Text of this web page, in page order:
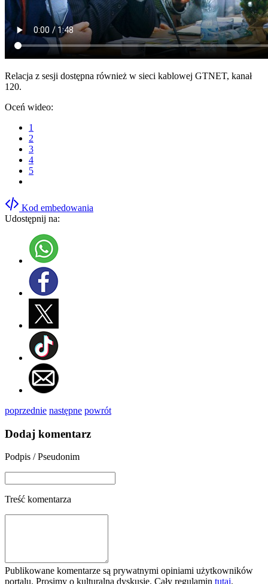
Relacja z sesji dostępna również w sieci kablowej GTNET, kanał
120.
Oceń wideo:
1
2
3
4
5
Kod embedowania
Udostępnij na:
poprzednie następne powrót
Dodaj komentarz
Podpis / Pseudonim
Treść komentarza
Publikowane komentarze są prywatnymi opiniami użytkowników
portalu. Prosimy o kulturalną dyskusję. Cały regulamin tutaj.